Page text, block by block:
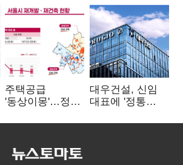
주택공급
'동상이몽'…정부
없으면 '공수표'
대우건설, 신임
대표에 '정통
부사장 내정